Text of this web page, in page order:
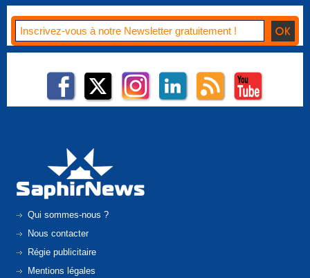
Qui sommes-nous ?
Nous contacter
Régie publicitaire
Mentions légales